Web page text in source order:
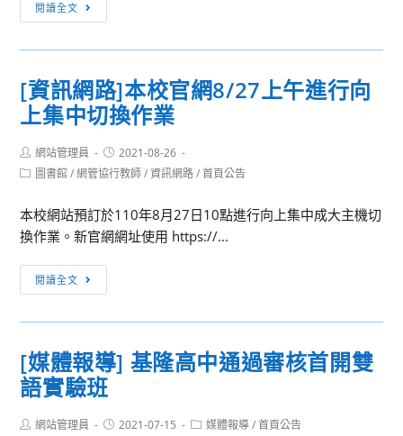
資
料
注
意
事
項
閱讀全文
通
安
建
立
站
公
內
容
審
制，
避
免
個
[資訊網路]本校官網8/27上午進行向
上集中切換作業
Post
author:
網站管理員
Post
published:
2021-08-26
Post圖書館 / 網管協行教師 / 資訊網路 / 首頁公告
本校網站預訂於110年8月27日10點進行向上集中成大主機切
換作業。新官網網址使用 https://...
閱讀全文
訊
網
本
校
網
[媒體報導] 基隆高中通過審核首開雙
語實驗班
Post網站管理員
Post2021-07-15
Post媒體報導 / 首頁公告